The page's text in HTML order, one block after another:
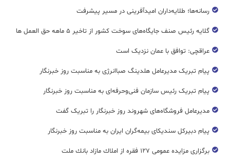
رسانه‌ها؛ طلایه‌داران امیدآفرینی در مسیر پیشرفت
گلایه رئیس صنف جایگاه‌های سوخت کشور از تاخیر ۵ ماهه حق العمل ها
عراقچی: توافق با عمان نزدیک است
پیام تبریک مدیرعامل هلدینگ صباانرژی به مناسبت روز خبرنگار
پیام تبریک رئیس سازمان فنی‌و‌حرفه‌ای به مناسبت روز خبرنگار
مدیرعامل فروشگاه‌های شهروند روز خبرنگار را تبریک گفت
پیام دبیرکل سندیکای بیمه‌گران ایران به مناسبت روز خبرنگار
برگزاری مزایده عمومی ۱۲۷ فقره از املاك مازاد بانك ملت